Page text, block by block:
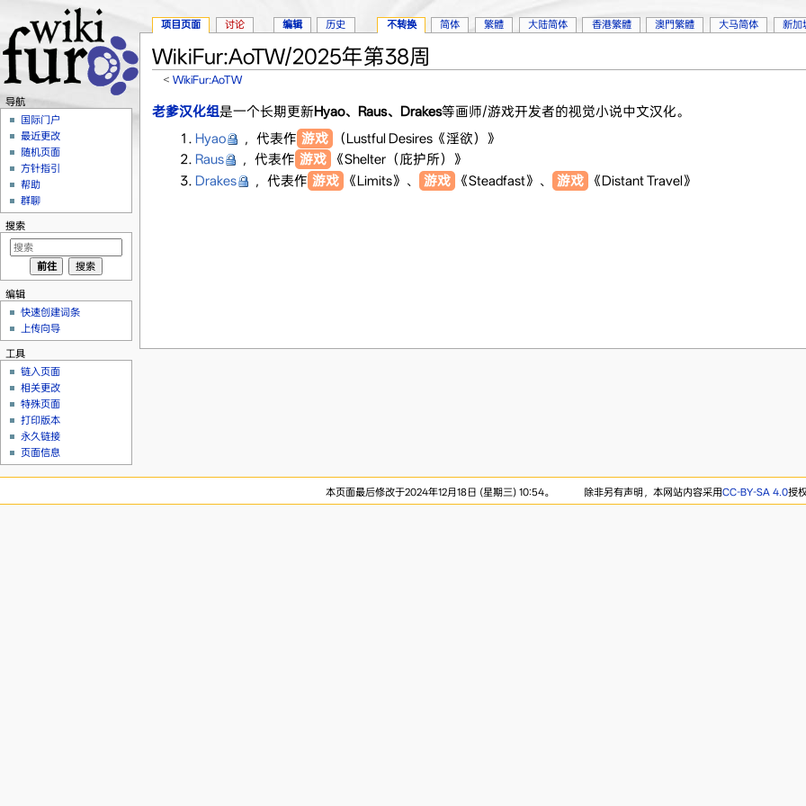
WikiFur:AoTW/2025年第38周
<WikiFur:AoTW
老爹汉化组是一个长期更新Hyao、Raus、Drakes等画师/游戏开发者的视觉小说中文汉化。
Hyao
，代表作 游戏
（Lustful Desires《淫欲）》
Raus
，代表作 游戏
《Shelter（庇护所）》
Drakes
，代表作 游戏 《Limits》、 游戏 《Steadfast》、 游戏 《Distant Travel》
项目页面 讨论 编辑 历史 不转换 简体 繁體 大陆简体 香港繁體 澳門繁體 大马简体 新加
导航
国际门户
最近更改
随机页面
方针指引
帮助
群聊
搜索
编辑
快速创建词条
上传向导
工具
链入页面
相关更改
特殊页面
打印版本
永久链接
页面信息
本页面最后修改于2024年12月18日 (星期三) 10:54。 除非另有声明，本网站内容采用CC-BY-SA 4.0授权